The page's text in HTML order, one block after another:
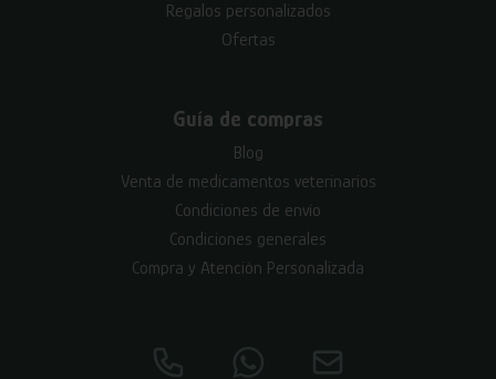
Regalos personalizados
Ofertas
Guía de compras
Blog
Venta de medicamentos veterinarios
Condiciones de envío
Condiciones generales
Compra y Atención Personalizada